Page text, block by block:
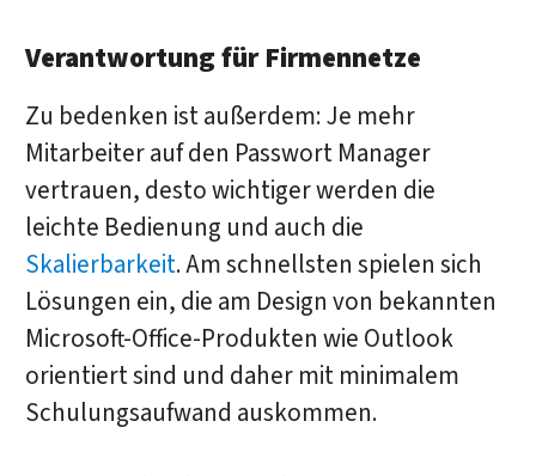
Verantwortung für Firmennetze
Zu bedenken ist außerdem: Je mehr
Mitarbeiter auf den Passwort Manager
vertrauen, desto wichtiger werden die
leichte Bedienung und auch die
Skalierbarkeit. Am schnellsten spielen sich
Lösungen ein, die am Design von bekannten
Microsoft-Office-Produkten wie Outlook
orientiert sind und daher mit minimalem
Schulungsaufwand auskommen.